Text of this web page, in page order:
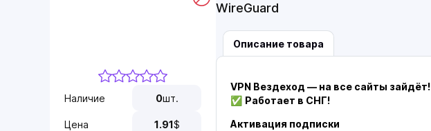
Наличие 0шт.
Цена 1.91$
WireGuard
Описание товара
VPN Вездеход — на все сайты зайдёт!
✅ Работает в СНГ!
Активация подписки